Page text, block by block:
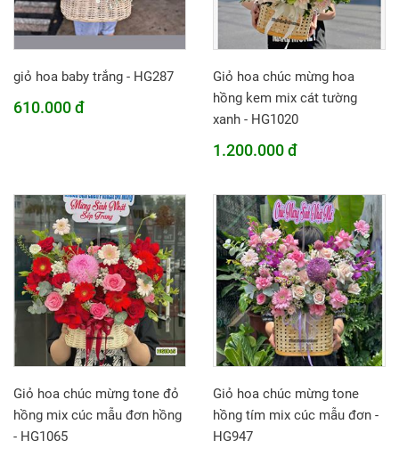
giỏ hoa baby trắng - HG287
610.000 đ
Giỏ hoa chúc mừng hoa
hồng kem mix cát tường
xanh - HG1020
1.200.000 đ
Giỏ hoa chúc mừng tone đỏ
hồng mix cúc mẫu đơn hồng
- HG1065
Giỏ hoa chúc mừng tone
hồng tím mix cúc mẫu đơn -
HG947